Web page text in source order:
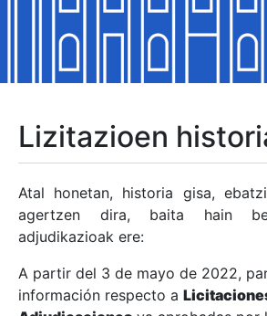
Erakutsi/Ezkutatu
Erakutsi/Ezkutatu
Erakutsi/Ezkutatu
Erakutsi/Ezkutatu
Erakutsi/Ezkutatu
Lizitazioen
Atal honetan, historia gisa,
agertzen dira, baita hain
adjudikazioak ere:
A partir del 3 de mayo de 2022,
información respecto a